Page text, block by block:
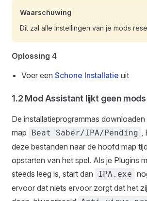
Waarschuwing
Dit zal alle instellingen van je mods
Oplossing 4
Voer een Schone Installatie uit
1.2 Mod Assistant lijkt geen
De installatieprogrammas
map
Beat Saber/IPA/Pending ,
deze bestanden naar de hoofd map
opstarten van het spel. Als je Plugins
steeds leeg is, start dan
IPA.exe
ervoor dat niets ervoor zorgt dat het